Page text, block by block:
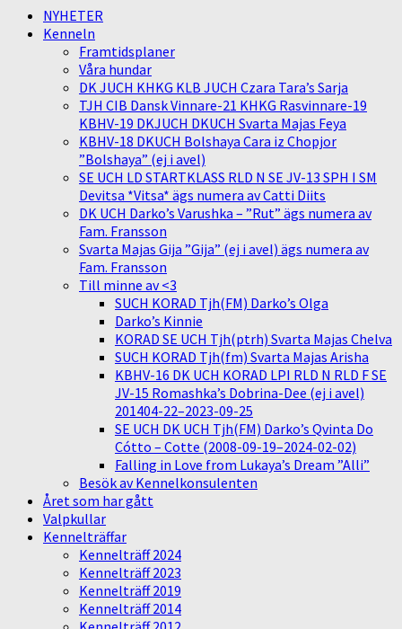
NYHETER
Kenneln
Framtidsplaner
Våra hundar
DK JUCH KHKG KLB JUCH Czara Tara’s Sarja
TJH CIB Dansk Vinnare-21 KHKG Rasvinnare-19
KBHV-19 DKJUCH DKUCH Svarta Majas Feya
KBHV-18 DKUCH Bolshaya Cara iz Chopjor
”Bolshaya” (ej i avel)
SE UCH LD STARTKLASS RLD N SE JV-13 SPH I SM
Devitsa *Vitsa* ägs numera av Catti Diits
DK UCH Darko’s Varushka – ”Rut” ägs numera av
Fam. Fransson
Svarta Majas Gija ”Gija” (ej i avel) ägs numera av
Fam. Fransson
Till minne av <3
SUCH KORAD Tjh(FM) Darko’s Olga
Darko’s Kinnie
KORAD SE UCH Tjh(ptrh) Svarta Majas Chelva
SUCH KORAD Tjh(fm) Svarta Majas Arisha
KBHV-16 DK UCH KORAD LPI RLD N RLD F SE
JV-15 Romashka’s Dobrina-Dee (ej i avel)
201404-22–2023-09-25
SE UCH DK UCH Tjh(FM) Darko’s Qvinta Do
Cótto – Cotte (2008-09-19–2024-02-02)
Falling in Love from Lukaya’s Dream ”Alli”
Besök av Kennelkonsulenten
Året som har gått
Valpkullar
Kennelträffar
Kennelträff 2024
Kennelträff 2023
Kennelträff 2019
Kennelträff 2014